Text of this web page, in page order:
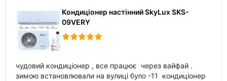
Кондиціонер настінний SkyLux SKS-
09VERY
чудовий кондиціонер , все працює через вайфай .
зимою встановлювали на вулиці було -11 кондиціонер